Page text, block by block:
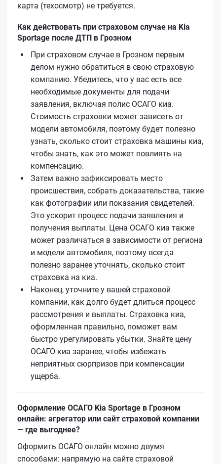
карта (техосмотр) не требуется.
Как действовать при страховом случае на Kia
Sportage после ДТП в Грозном
При страховом случае в Грозном первым
делом нужно обратиться в свою страховую
компанию. Убедитесь, что у вас есть все
необходимые документы для подачи
заявления, включая полис ОСАГО киа.
Стоимость страховки может зависеть от
модели автомобиля, поэтому будет полезно
узнать, сколько стоит страховка машины киа,
чтобы знать, как это может повлиять на
компенсацию.
Затем важно зафиксировать место
происшествия, собрать доказательства, такие
как фотографии или показания свидетелей.
Это ускорит процесс подачи заявления и
получения выплаты. Цена ОСАГО киа также
может различаться в зависимости от региона
и модели автомобиля, поэтому всегда
полезно заранее уточнять, сколько стоит
страховка на киа.
Наконец, уточните у вашей страховой
компании, как долго будет длиться процесс
рассмотрения и выплаты. Страховка киа,
оформленная правильно, поможет вам
быстро урегулировать убытки. Знайте цену
ОСАГО киа заранее, чтобы избежать
неприятных сюрпризов при компенсации
ущерба.
Оформление ОСАГО Kia Sportage в Грозном
онлайн: агрегатор или сайт страховой компании
— где выгоднее?
Оформить ОСАГО онлайн можно двумя
способами: напрямую на сайте страховой